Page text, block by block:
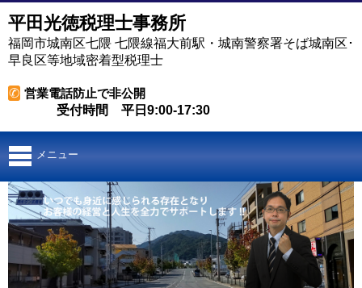
平田光徳税理士事務所
福岡市城南区七隈 七隈線福大前駅・城南警察署そば城南区･
早良区等地域密着型税理士
✆ 営業電話防止で非公開
受付時間 平日9:00-17:30
メニュー